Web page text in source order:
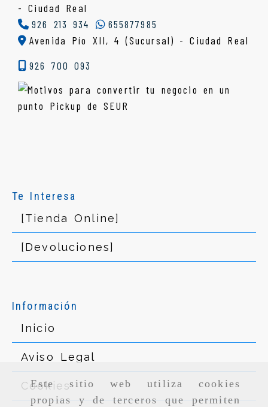
Este sitio web utiliza cookies
propias y de terceros que permiten
-Ciudad Real
926 213 934
655877985
Avenida Pío XII, 4 (Sucursal) - Ciudad Real
926 700 093
Te Interesa
[Tienda Online]
[Devoluciones]
Información
Inicio
Aviso Legal
Cookies